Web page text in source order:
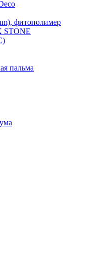
фитополимер
STONE
пальма